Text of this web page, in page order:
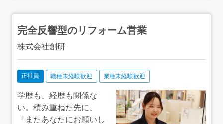
完全反響型のリフォーム営業
株式会社創研
正社員 職種未経験歓迎 業種未経験歓迎
学歴も、経歴も関係な
い。積み重ねた先に、
「またあなたにお願いし